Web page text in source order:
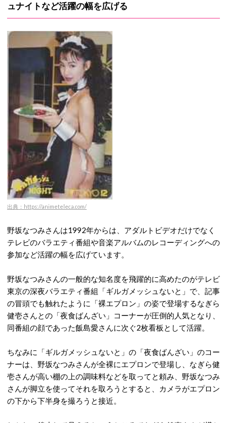
ュナイトなど活躍の幅を広げる
出典：https://animeteleca.com/
野坂なつみさんは1992年からは、アダルトビデオだけでなく
テレビのバラエティ番組や音楽アルバムのレコーディングへの
参加など活躍の幅を広げています。
野坂なつみさんの一般的な知名度を飛躍的に高めたのがテレビ
東京の深夜バラエティ番組「ギルガメッシュないと」で、記事
の冒頭でも触れたように「裸エプロン」の姿で登場するなぎら
健壱さんとの「夜食ばんざい」コーナーが圧倒的人気となり、
同番組の顔であった飯島愛さんに次ぐ2枚看板として活躍。
ちなみに「ギルガメッシュないと」の「夜食ばんざい」のコー
ナーは、野坂なつみさんが全裸にエプロンで登場し、なぎら健
壱さんが高い棚の上の調味料などを取ってと頼み、野坂なつみ
さんが脚立を使ってそれを取ろうとすると、カメラがエプロン
の下から下半身を撮ろうと接近。